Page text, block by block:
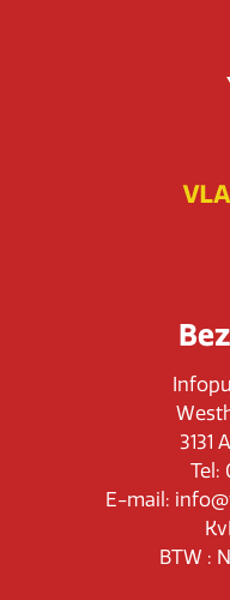
3131
Tel:
E-mail:
BTW :